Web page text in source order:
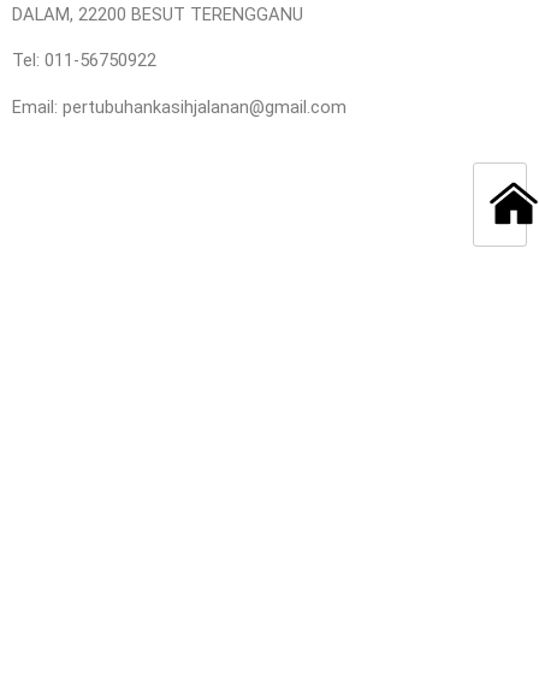
DALAM, 22200 BESUT TERENGGANU
Tel: 011-56750922
Email: pertubuhankasihjalanan@gmail.com